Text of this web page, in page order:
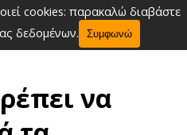
cookies: παρακαλώ διαβάστε
δεδομένων.
Συμφωνώ
να